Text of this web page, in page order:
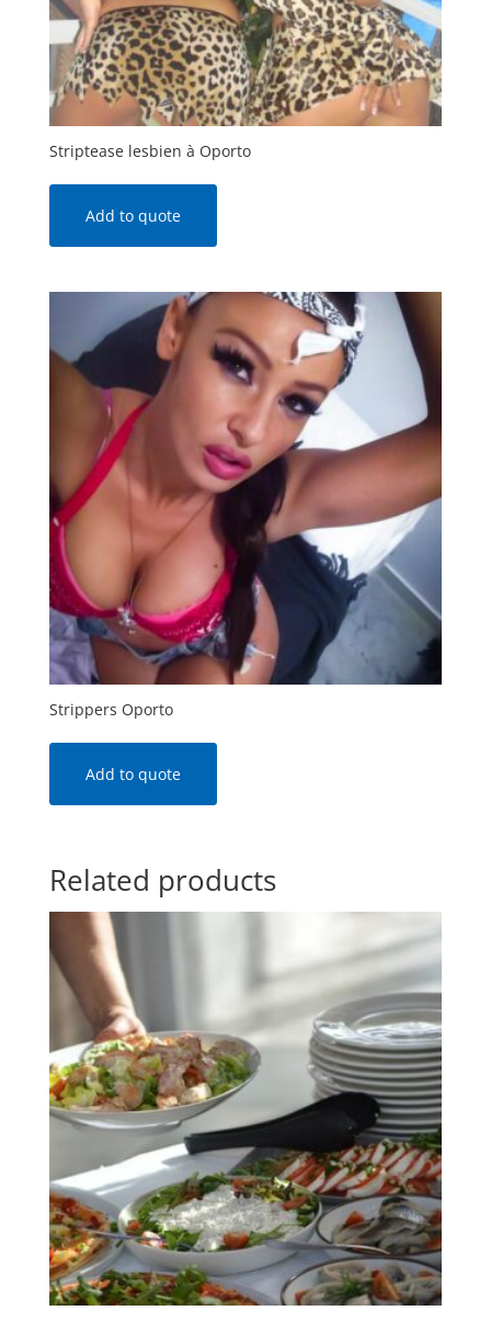
Striptease lesbien à Oporto
Add to quote
Strippers Oporto
Add to quote
Related products